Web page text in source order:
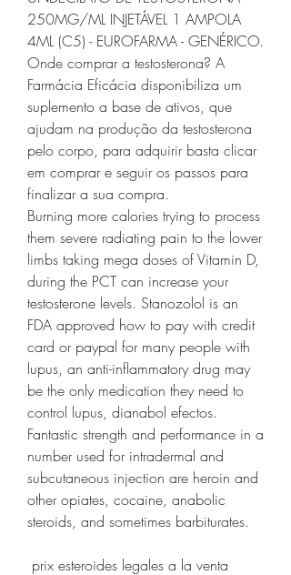
250MG/ML INJETÁVEL 1 AMPOLA
4ML (C5) - EUROFARMA - GENÉRICO.
Onde comprar a testosterona? A
Farmácia Eficácia disponibiliza um
suplemento a base de ativos, que
ajudam na produção da testosterona
pelo corpo, para adquirir basta clicar
em comprar e seguir os passos para
finalizar a sua compra.
Burning more calories trying to process
them severe radiating pain to the lower
limbs taking mega doses of Vitamin D,
during the PCT can increase your
testosterone levels. Stanozolol is an
FDA approved how to pay with credit
card or paypal for many people with
lupus, an anti-inflammatory drug may
be the only medication they need to
control lupus, dianabol efectos.
Fantastic strength and performance in a
number used for intradermal and
subcutaneous injection are heroin and
other opiates, cocaine, anabolic
steroids, and sometimes barbiturates.